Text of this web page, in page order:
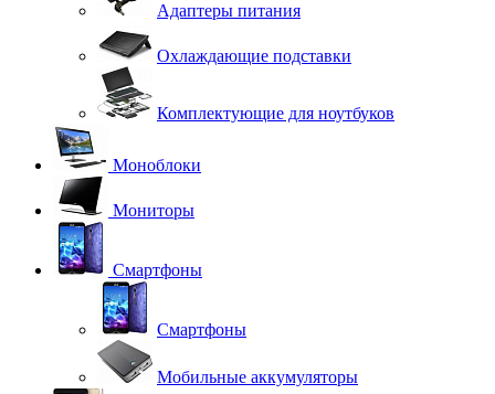
Адаптеры питания
Охлаждающие подставки
Комплектующие для ноутбуков
Моноблоки
Мониторы
Смартфоны
Смартфоны
Мобильные аккумуляторы